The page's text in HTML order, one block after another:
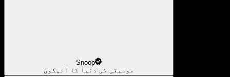
Snoop
موسیقی کی دنیا کا آئیکون